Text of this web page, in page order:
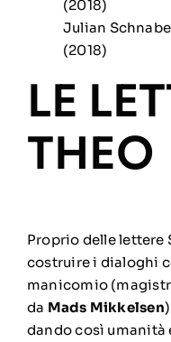
Julian
(2018)
LE
THEO
Proprio delle lettere
costruire i dialoghi
manicomio
da Mads Mikkelsen
dando così umanità